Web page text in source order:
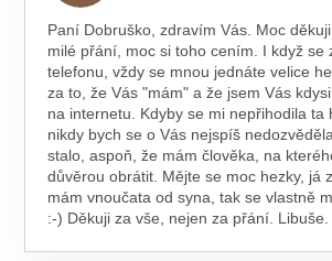
Paní Dobruško, zdravím Vás. Moc
milé přání, moc si toho cením. I když se
telefonu, vždy se mnou jednáte velice
za to, že Vás "mám" a že jsem Vás
na internetu. Kdyby se mi nepřihodila ta
nikdy bych se o Vás nejspíš
stalo, aspoň, že mám člověka, na
důvěrou obrátit. Mějte se moc hezky, já
mám vnoučata od syna, tak se vlastně
:-) Děkuji za vše, nejen za přání. Libuše.